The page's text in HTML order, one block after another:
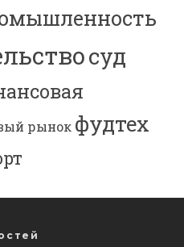
суд
рынок фудтех